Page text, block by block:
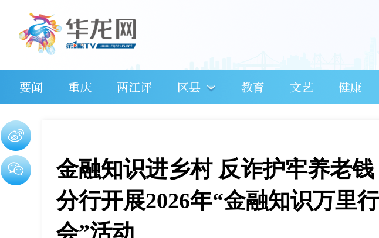
要闻 重庆 两江评 区县 教育 文艺 健康
金融知识进乡村 反诈护牢养老
分行开展2026年“金融知识万里
会”活动